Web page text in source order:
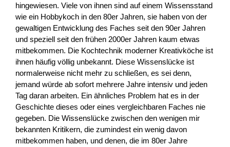
hingewiesen. Viele von ihnen sind auf einem Wissensstand
wie ein Hobbykoch in den 80er Jahren, sie haben von der
gewaltigen Entwicklung des Faches seit den 90er Jahren
und speziell seit den frühen 2000er Jahren kaum etwas
mitbekommen. Die Kochtechnik moderner Kreativköche ist
ihnen häufig völlig unbekannt. Diese Wissenslücke ist
normalerweise nicht mehr zu schließen, es sei denn,
jemand würde ab sofort mehrere Jahre intensiv und jeden
Tag daran arbeiten. Ein ähnliches Problem hat es in der
Geschichte dieses oder eines vergleichbaren Faches nie
gegeben. Die Wissenslücke zwischen den wenigen mir
bekannten Kritikern, die zumindest ein wenig davon
mitbekommen haben, und denen, die im 80er Jahre